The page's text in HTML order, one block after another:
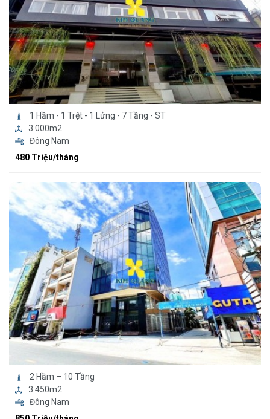
1 Hầm - 1 Trệt - 1 Lửng - 7 Tầng - ST
3.000m2
Đông Nam
480 Triệu/tháng
2 Hầm – 10 Tầng
3.450m2
Đông Nam